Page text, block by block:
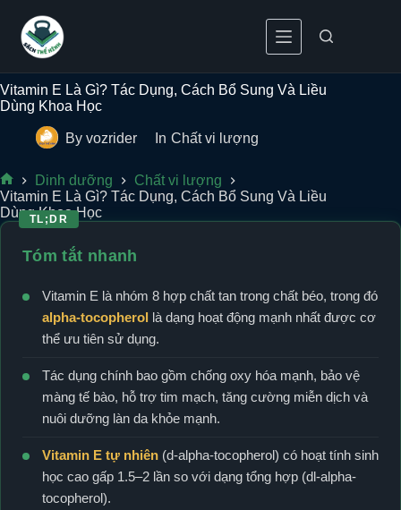
Vitamin E Là Gì? Tác Dụng, Cách Bổ Sung Và Liều
Dùng Khoa Học
By vozrider In Chất vi lượng
Home
Dinh dưỡng
Chất vi lượng
Vitamin E Là Gì? Tác Dụng, Cách Bổ Sung Và Liều
Dùng Khoa Học
TL;DR
Tóm tắt nhanh
Vitamin E là nhóm 8 hợp chất tan trong chất béo, trong đó
alpha-tocopherol là dạng hoạt động mạnh nhất được cơ
thể ưu tiên sử dụng.
Tác dụng chính bao gồm chống oxy hóa mạnh, bảo vệ
màng tế bào, hỗ trợ tim mạch, tăng cường miễn dịch và
nuôi dưỡng làn da khỏe mạnh.
Vitamin E tự nhiên (d-alpha-tocopherol) có hoạt tính sinh
học cao gấp 1.5–2 lần so với dạng tổng hợp (dl-alpha-
tocopherol).